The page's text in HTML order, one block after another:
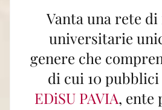
Vanta una rete di
universitarie
genere che
di cui 10
EDiSU PAVIA, ente